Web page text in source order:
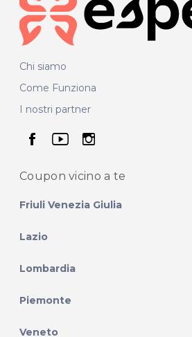
Chi siamo
Come Funziona
I nostri partner
seguici su facebook
seguici su
seguici su
Coupon vicino a te
Friuli Venezia Giulia
Lazio
Lombardia
Piemonte
Veneto